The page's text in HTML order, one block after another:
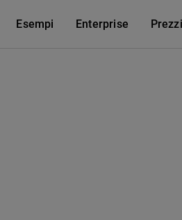
Esempi Enterprise Prezzi